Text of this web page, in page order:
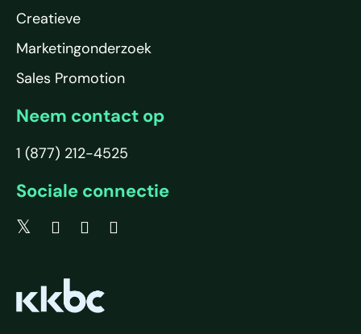
Creatieve
Marketingonderzoek
Sales Promotion
Neem contact op
1 (877) 212-4525
Sociale connectie